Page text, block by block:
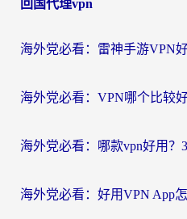
回国代理vpn